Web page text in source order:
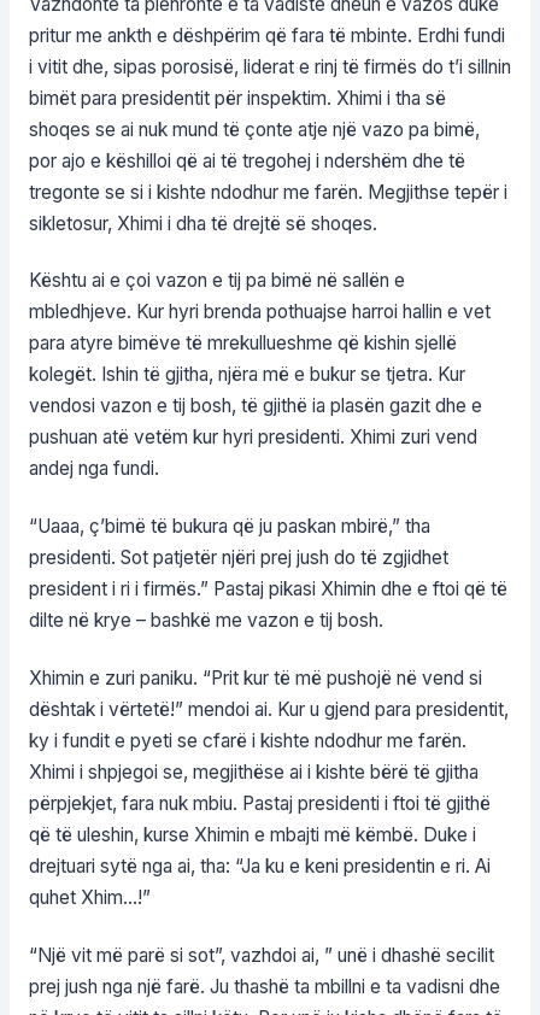
pritur me ankth e dëshpërim që fara të mbinte. Erdhi fundi
i vitit dhe, sipas porosisë, liderat e rinj të firmës do t’i sillnin
bimët para presidentit për inspektim. Xhimi i tha së
shoqes se ai nuk mund të çonte atje një vazo pa bimë,
por ajo e këshilloi që ai të tregohej i ndershëm dhe të
tregonte se si i kishte ndodhur me farën. Megjithse tepër i
sikletosur, Xhimi i dha të drejtë së shoqes.
Kështu ai e çoi vazon e tij pa bimë në sallën e
mbledhjeve. Kur hyri brenda pothuajse harroi hallin e vet
para atyre bimëve të mrekullueshme që kishin sjellë
kolegët. Ishin të gjitha, njëra më e bukur se tjetra. Kur
vendosi vazon e tij bosh, të gjithë ia plasën gazit dhe e
pushuan atë vetëm kur hyri presidenti. Xhimi zuri vend
andej nga fundi.
“Uaaa, ç’bimë të bukura që ju paskan mbirë,” tha
presidenti. Sot patjetër njëri prej jush do të zgjidhet
president i ri i firmës.” Pastaj pikasi Xhimin dhe e ftoi që të
dilte në krye – bashkë me vazon e tij bosh.
Xhimin e zuri paniku. “Prit kur të më pushojë në vend si
dështak i vërtetë!” mendoi ai. Kur u gjend para presidentit,
ky i fundit e pyeti se cfarë i kishte ndodhur me farën.
Xhimi i shpjegoi se, megjithëse ai i kishte bërë të gjitha
përpjekjet, fara nuk mbiu. Pastaj presidenti i ftoi të gjithë
që të uleshin, kurse Xhimin e mbajti më këmbë. Duke i
drejtuari sytë nga ai, tha: “Ja ku e keni presidentin e ri. Ai
quhet Xhim…!”
“Një vit më parë si sot”, vazhdoi ai, ” unë i dhashë secilit
prej jush nga një farë. Ju thashë ta mbillni e ta vadisni dhe